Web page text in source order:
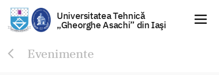
Universitatea Tehnică
„Gheorghe Asachi” din Iaşi
Evenimente